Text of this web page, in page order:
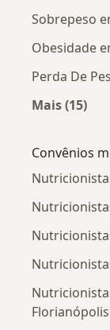
Sobrepeso
Obesidade
Perda De
Mais (15)
Convênios
Florianópolis